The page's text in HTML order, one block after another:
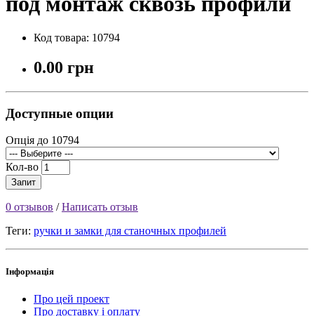
Код товара: 10794
0.00 грн
Доступные опции
Опція до 10794
Кол-во
Запит
0 отзывов /Написать отзыв
Теги: ручки и замки для станочных профилей
Інформація
Про цей проект
Про доставку і оплату